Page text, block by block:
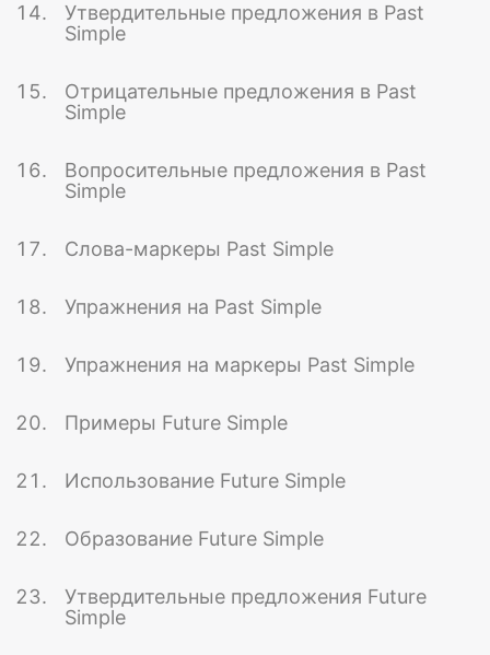
Утвердительные предложения в Past
Simple
Отрицательные предложения в Past
Simple
Вопросительные предложения в Past
Simple
Слова-маркеры Past Simple
Упражнения на Past Simple
Упражнения на маркеры Past Simple
Примеры Future Simple
Использование Future Simple
Образование Future Simple
Утвердительные предложения Future
Simple